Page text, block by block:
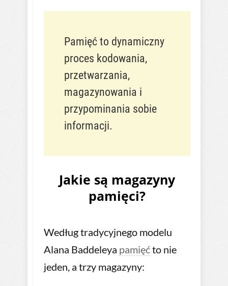
Pamięć to dynamiczny
proces kodowania,
przetwarzania,
magazynowania i
przypominania sobie
informacji.
Jakie są magazyny
pamięci?
Według tradycyjnego modelu
Alana Baddeleya pamięćto nie
jeden, a trzy magazyny: